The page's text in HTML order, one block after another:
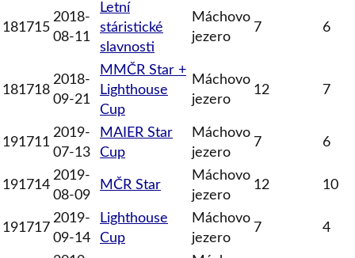
181715
2018-
08-11
Letní
stáristické
slavnosti
Máchovo
jezero
7 6
181718
2018-
09-21
MMČR Star +
Lighthouse
Cup
Máchovo
jezero
12 7
191711
2019-
07-13
MAIER Star
Cup
Máchovo
jezero
7 6
191714
2019-
08-09
MČR Star
Máchovo
jezero
12 10
191717
2019-
09-14
Lighthouse
Cup
Máchovo
jezero
7 4